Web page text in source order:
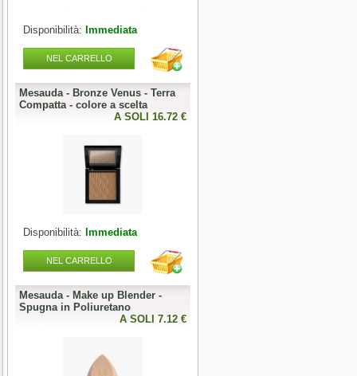
Disponibilità: Immediata
NEL CARRELLO
Mesauda - Bronze Venus - Terra
Compatta - colore a scelta
A SOLI 16.72 €
Disponibilità: Immediata
NEL CARRELLO
Mesauda - Make up Blender -
Spugna in Poliuretano
A SOLI 7.12 €